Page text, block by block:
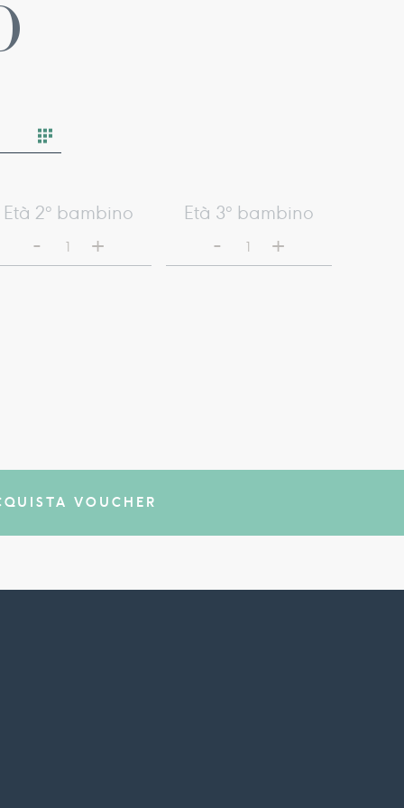
Età 2° bambino
1
- +
Età 3° bambino
1
- +
VOUCHER